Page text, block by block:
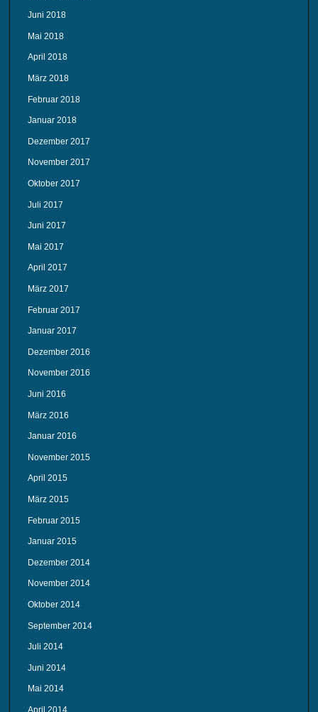
Juni 2018
Mai 2018
April 2018
März 2018
Februar 2018
Januar 2018
Dezember 2017
November 2017
Oktober 2017
Juli 2017
Juni 2017
Mai 2017
April 2017
März 2017
Februar 2017
Januar 2017
Dezember 2016
November 2016
Juni 2016
März 2016
Januar 2016
November 2015
April 2015
März 2015
Februar 2015
Januar 2015
Dezember 2014
November 2014
Oktober 2014
September 2014
Juli 2014
Juni 2014
Mai 2014
April 2014